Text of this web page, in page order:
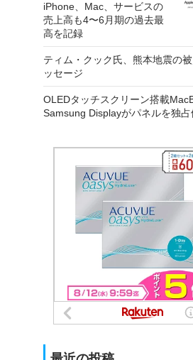
iPhone、Mac、サービスの
売上高も4〜6月期の過去最
高を記録
ティム・クック氏、熊本地震の
ッセージ
OLEDタッチスクリーン搭載
Samsung Displayがパネルを独占